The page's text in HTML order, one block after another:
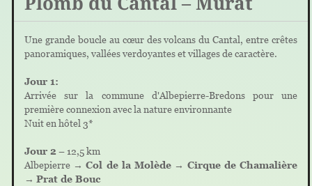
Une grande boucle au cœur des volcans du Cantal, entre crêtes
panoramiques, vallées verdoyantes et villages de caractère.
Jour 1:
Arrivée sur la commune d'Albepierre-Bredons pour une
première connexion avec la nature environnante
Nuit en hôtel 3*
Jour 2 – 12,5 km
Albepierre →Col de la Molède → Cirque de Chamalière
→ Prat de Bouc